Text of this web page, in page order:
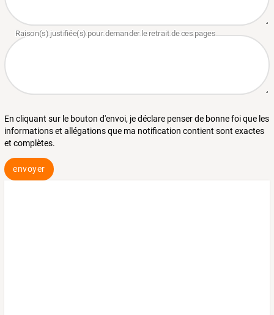
En cliquant sur le bouton d'envoi, je déclare penser de bonne foi que les
informations et allégations que ma notification contient sont exactes
et complètes.
envoyer